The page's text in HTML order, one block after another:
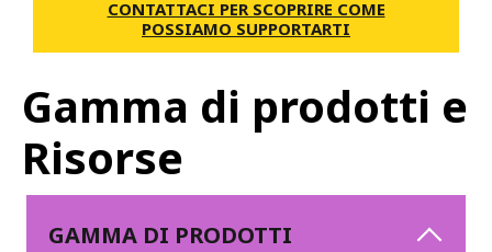
CONTATTACI PER SCOPRIRE COME
POSSIAMO SUPPORTARTI
Gamma di prodotti e
Risorse
GAMMA DI PRODOTTI